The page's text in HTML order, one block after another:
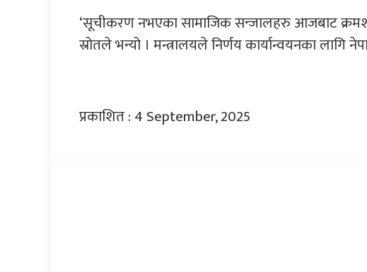
‘सूचीकरण नभएका सामाजिक सन्जालहरु आजबाट
स्रोतले भन्यो । मन्त्रालयले निर्णय कार्यान्वयनका लागि
प्रकाशित : 4 September, 2025